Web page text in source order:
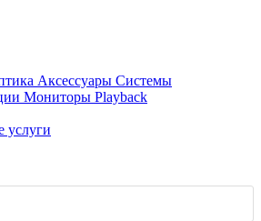
Аксессуары Системы
Мониторы Playback
услуги